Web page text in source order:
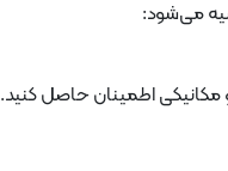
می‌شود:
مکانیکی اطمینان حاصل کنید.